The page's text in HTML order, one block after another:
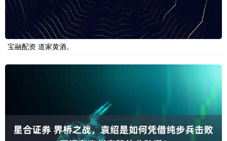
宝融配资 道家黄酒。